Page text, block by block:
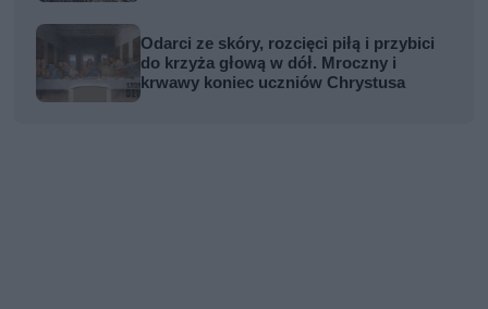
Odarci ze skóry, rozcięci piłą i przybici
do krzyża głową w dół. Mroczny i
krwawy koniec uczniów Chrystusa